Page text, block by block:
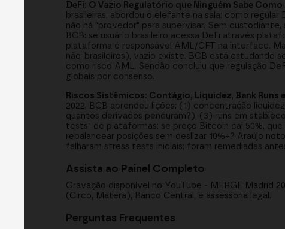
DeFi: O Vazio Regulatório que Ninguém Sabe Como
brasileiras, abordou o elefante na sala: como
não há "provedor" para supervisar. Sem
BCB: se usuário brasileiro acessa DeFi através
plataforma é responsável AML/CFT na interface.
não-brasileiros), vazio existe. BCB está estudando
como risco AML. Sendão concluiu que regulação
globais por consenso.
Riscos Sistêmicos: Contágio, Liquidez, Bank Runs
2022, BCB aprendeu lições: (1) concentração
quantos derivados penduram?), (3) runs em
tests" de plataformas: se preço Bitcoin cai 50%,
rebalancear posições sem deslizar 10%+? Araújo
falharam stress tests iniciais; foram remediadas
Assista ao Painel Completo
Gravação disponível no YouTube - MERGE Madrid
(Circo, Matera), Banco Central, e assessoria legal.
Perguntas Frequentes